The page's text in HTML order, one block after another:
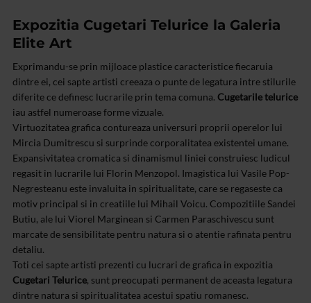
Expozitia Cugetari Telurice la Galeria
Elite Art
Exprimandu-se prin mijloace plastice caracteristice fiecaruia
dintre ei, cei sapte artisti creeaza o punte de legatura intre stilurile
diferite ce definesc lucrarile prin tema comuna. Cugetarile telurice
iau astfel numeroase forme vizuale.
Virtuozitatea grafica contureaza universuri proprii operelor lui
Mircia Dumitrescu si surprinde corporalitatea existentei umane.
Expansivitatea cromatica si dinamismul liniei construiesc ludicul
regasit in lucrarile lui Florin Menzopol. Imagistica lui Vasile Pop-
Negresteanu este invaluita in spiritualitate, care se regaseste ca
motiv principal si in creatiile lui Mihail Voicu. Compozitiile Sandei
Butiu, ale lui Viorel Marginean si Carmen Paraschivescu sunt
marcate de sensibilitate pentru natura si o atentie rafinata pentru
detaliu.
Toti cei sapte artisti prezenti cu lucrari de grafica in expozitia
Cugetari Telurice, sunt preocupati permanent de aceasta legatura
dintre natura si spiritualitatea acestui spatiu romanesc.